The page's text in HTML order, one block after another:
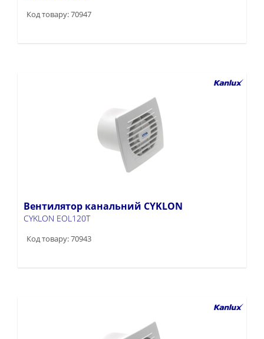
Код товару: 70947
Вентилятор канальний CYKLON
CYKLON EOL120T
Код товару: 70943